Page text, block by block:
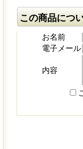
この商品につ
お名前
電子メール
内容